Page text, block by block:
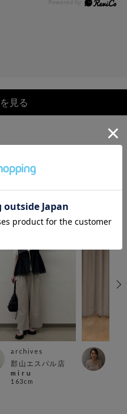
見る
archives
郡山エスパル店
m i r u
163cm